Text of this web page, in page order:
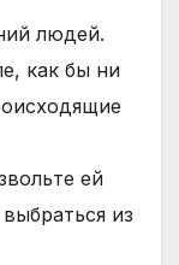
людей.
как бы ни
ей
из